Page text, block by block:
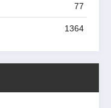
77
1364